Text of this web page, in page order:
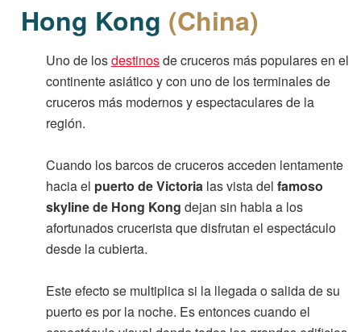
Hong Kong (China)
Uno de losdestinosde cruceros más populares en el
continente asiático y con uno de los terminales de
cruceros más modernos y espectaculares de la
región.
Cuando los barcos de cruceros acceden lentamente
hacia el puerto de Victoria las vista del famoso
skyline de Hong Kong dejan sin habla a los
afortunados crucerista que disfrutan el espectáculo
desde la cubierta.
Este efecto se multiplica si la llegada o salida de su
puerto es por la noche. Es entonces cuando el